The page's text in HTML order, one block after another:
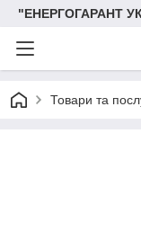
"ЕНЕРГОГАРАНТ
Товари та